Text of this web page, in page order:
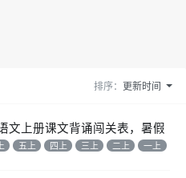
排序：更新时间
文上册课文背诵闯关表，暑假
五上 四上 三上 二上 一上